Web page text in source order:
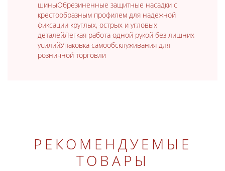
шиныОбрезиненные защитные насадки с
крестообразным профилем для надежной
фиксации круглых, острых и угловых
деталейЛегкая работа одной рукой без лишних
усилийУпаковка самообсклуживания для
розничной торговли
РЕКОМЕНДУЕМЫЕ
ТОВАРЫ